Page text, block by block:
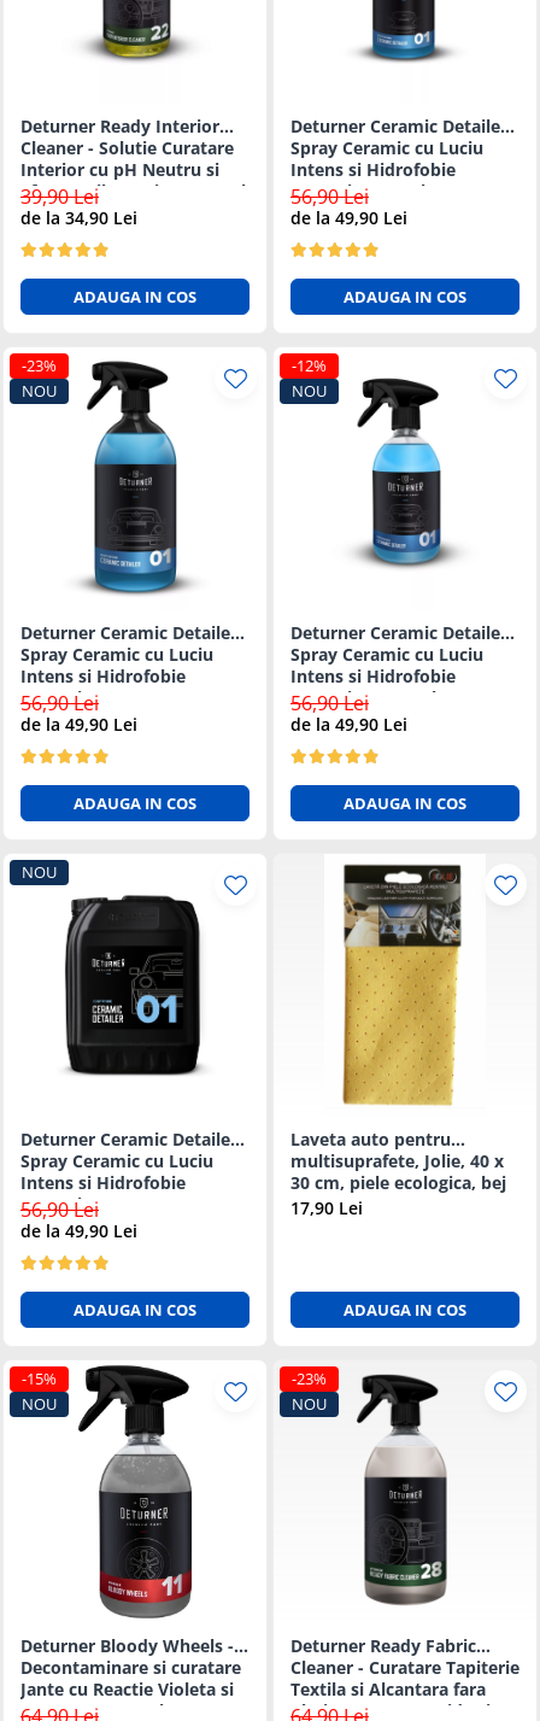
Deturner Ready Interior
Cleaner - Solutie Curatare
Interior cu pH Neutru si
Efect Antibacterian - 500ml
39,90 Lei
de la 34,90 Lei
ADAUGA IN COS
Deturner Ceramic Detailer -
Spray Ceramic cu Luciu
Intens si Hidrofobie
Puternica 250ml
56,90 Lei
de la 49,90 Lei
ADAUGA IN COS
-23%
NOU
Deturner Ceramic Detailer -
Spray Ceramic cu Luciu
Intens si Hidrofobie
Puternica - 1L
56,90 Lei
de la 49,90 Lei
ADAUGA IN COS
-12%
NOU
Deturner Ceramic Detailer -
Spray Ceramic cu Luciu
Intens si Hidrofobie
Puternica - 500ml
56,90 Lei
de la 49,90 Lei
ADAUGA IN COS
NOU
Deturner Ceramic Detailer -
Spray Ceramic cu Luciu
Intens si Hidrofobie
Puternica - 5L
56,90 Lei
de la 49,90 Lei
ADAUGA IN COS
Laveta auto pentru
multisuprafete, Jolie, 40 x
30 cm, piele ecologica, bej
17,90 Lei
ADAUGA IN COS
-15%
NOU
Deturner Bloody Wheels -
Decontaminare si curatare
Jante cu Reactie Violeta si
pH Neutru 500ml
-23%
NOU
Deturner Ready Fabric
Cleaner - Curatare Tapiterie
Textila si Alcantara fara
Clatire, Uscare Rapida si